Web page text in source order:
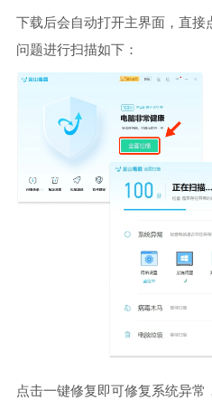
下载后会自动打开主界面，直
问题进行扫描如下：
点击一键修复即可修复系统异常